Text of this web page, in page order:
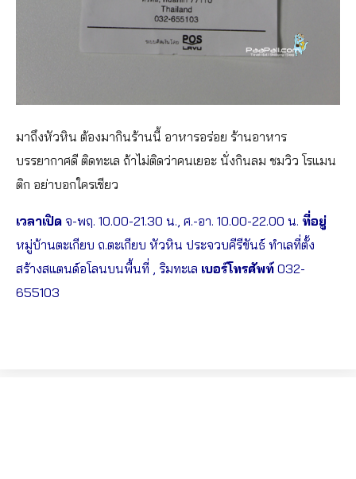
มาถึงหัวหิน ต้องมากินร้านนี้ อาหารอร่อย ร้านอาหาร
บรรยากาศดี ติดทะเล ถ้าไม่ติดว่าคนเยอะ นั่งกินลม ชมวิว โรแมน
ติก อย่าบอกใครเชียว
เวลาเปิด จ-พฤ. 10.00-21.30 น., ศ.-อา. 10.00-22.00 น. ที่อยู่
หมู่บ้านตะเกียบ ถ.ตะเกียบ หัวหิน ประจวบคีรีขันธ์ ทำเลที่ตั้ง
สร้างสแตนด์อโลนบนพื้นที่ , ริมทะเล เบอร์โทรศัพท์ 032-
655103